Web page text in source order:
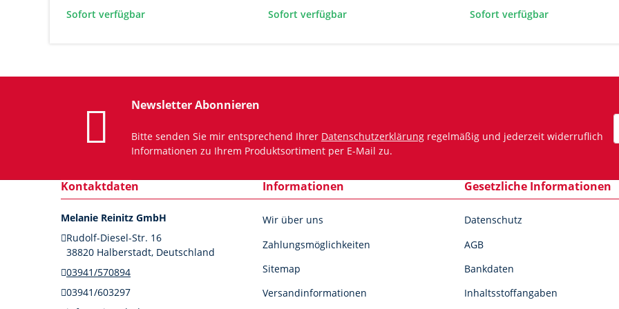
Sofort verfügbar Sofort verfügbar Sofort verfügbar
Kontaktdaten
Melanie Reinitz GmbH
Rudolf-Diesel-Str. 16
38820 Halberstadt, Deutschland
03941/570894
03941/603297
Informationen
Wir über uns
Zahlungsmöglichkeiten
Sitemap
Versandinformationen
Gesetzliche Informationen
Datenschutz
AGB
Bankdaten
Inhaltsstoffangaben
Newsletter Abonnieren
Bitte senden Sie mir entsprechend Ihrer Datenschutzerklärung regelmäßig und jederzeit widerruflich
Informationen zu Ihrem Produktsortiment per E-Mail zu.